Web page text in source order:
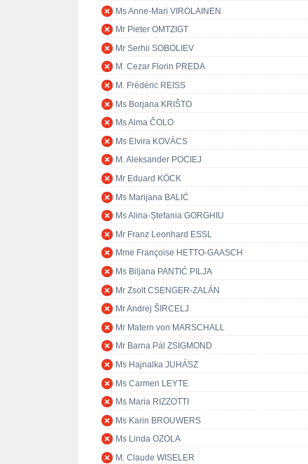
Ms Anne-Mari VIROLAINEN
Mr Pieter OMTZIGT
Mr Serhii SOBOLIEV
M. Cezar Florin PREDA
M. Frédéric REISS
Ms Borjana KRIŠTO
Ms Alma ČOLO
Ms Elvira KOVÁCS
M. Aleksander POCIEJ
Mr Eduard KÖCK
Ms Marijana BALIĆ
Ms Alina-Ștefania GORGHIU
Mr Franz Leonhard ESSL
Mme Françoise HETTO-GAASCH
Ms Biljana PANTIĆ PILJA
Mr Zsolt CSENGER-ZALÁN
Mr Andrej ŠIRCELJ
Mr Matern von MARSCHALL
Mr Barna Pál ZSIGMOND
Ms Hajnalka JUHÁSZ
Ms Carmen LEYTE
Ms Maria RIZZOTTI
Ms Karin BROUWERS
Ms Linda OZOLA
M. Claude WISELER